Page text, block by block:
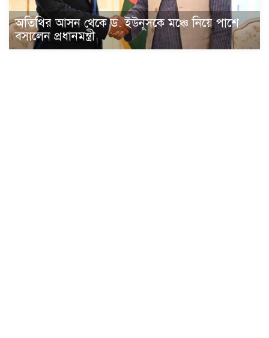
অতিথির আসন থেকে ড. ইউনূসকে মঞ্চে নিয়ে পাশে
বসালেন প্রধানমন্ত্রী